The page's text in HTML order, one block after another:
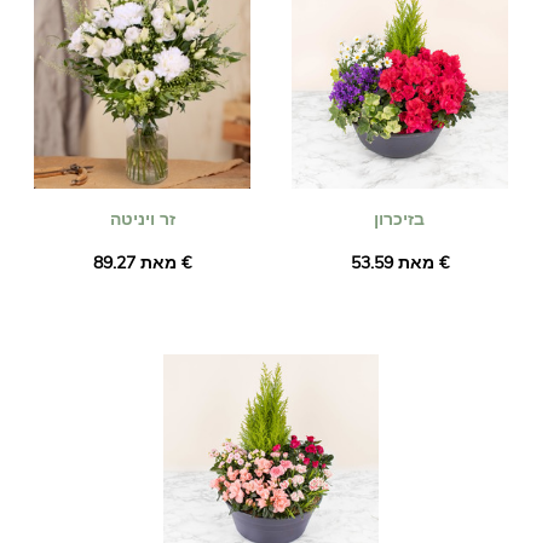
זר ויניטה
מאת ‏89.27 €
בזיכרון
מאת ‏53.59 €